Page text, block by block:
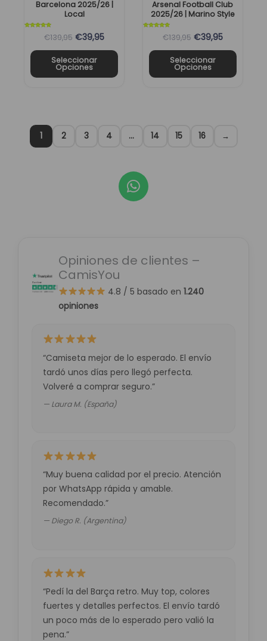
Barcelona 2025/26 |
Local
€139,95 €39,95
Seleccionar
Opciones
en
la
página
de
producto
Arsenal Football Club
2025/26 | Marino Style
€139,95 €39,95
Seleccionar
Opciones
en
la
página
de
producto
1 2 3 4 … 14 15 16 →
W
h
a
a
p
p
Opiniones de clientes –
CamisYou
4.8 / 5 basado en 1.240
opiniones
“Camiseta mejor de lo esperado. El envío
tardó unos días pero llegó perfecta.
Volveré a comprar seguro.”
— Laura M. (España)
“Muy buena calidad por el precio. Atención
por WhatsApp rápida y amable.
Recomendado.”
— Diego R. (Argentina)
“Pedí la del Barça retro. Muy top, colores
fuertes y detalles perfectos. El envío tardó
un poco más de lo esperado pero valió la
pena.”